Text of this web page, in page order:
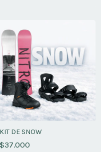
KIT DE SNOW
$37.000